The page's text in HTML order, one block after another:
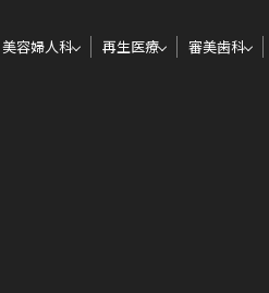
美容婦人科 再生医療 審美歯科